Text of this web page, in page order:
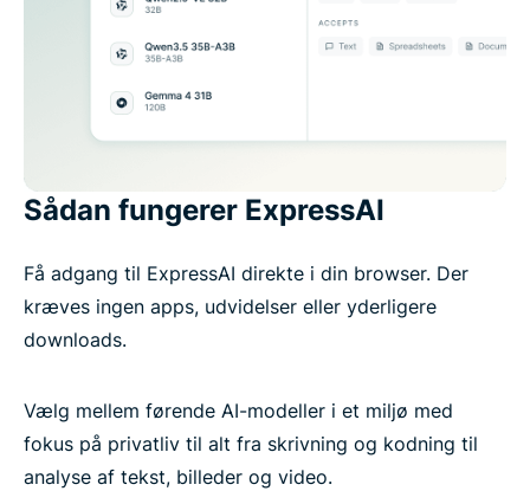
Sådan fungerer ExpressAI
Få adgang til ExpressAI direkte i din browser. Der
kræves ingen apps, udvidelser eller yderligere
downloads.
Vælg mellem førende AI-modeller i et miljø med
fokus på privatliv til alt fra skrivning og kodning til
analyse af tekst, billeder og video.